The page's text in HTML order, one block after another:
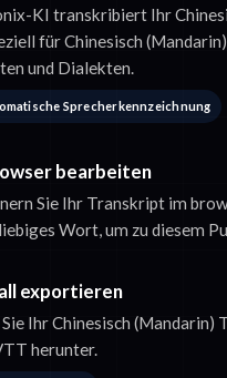
KI transkribiert Ihr
für Chinesisch
und Dialekten.
Sprecherkennzeichnung
bearbeiten
Sie Ihr Transkript im
Wort, um zu diesem
exportieren
Sie Ihr Chinesisch
herunter.